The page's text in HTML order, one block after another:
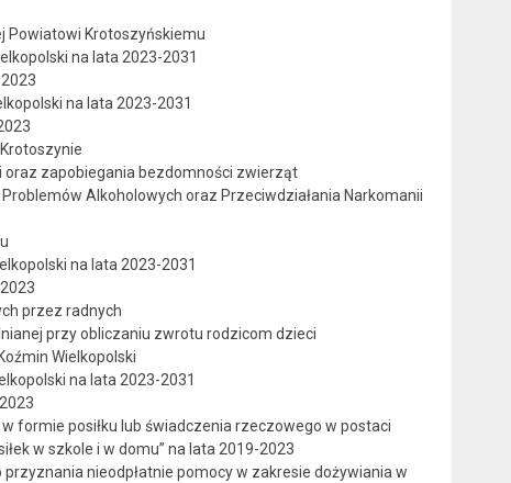
Powiatowi Krotoszyńskiemu
na lata 2023-2031
na lata 2023-2031
zapobiegania bezdomności zwierząt
Alkoholowych oraz Przeciwdziałania Narkomanii
na lata 2023-2031
przez radnych
przy obliczaniu zwrotu rodzicom dzieci
Wielkopolski
na lata 2023-2031
formie posiłku lub świadczenia rzeczowego w postaci
w szkole i w domu” na lata 2019-2023
nieodpłatnie pomocy w zakresie dożywiania w